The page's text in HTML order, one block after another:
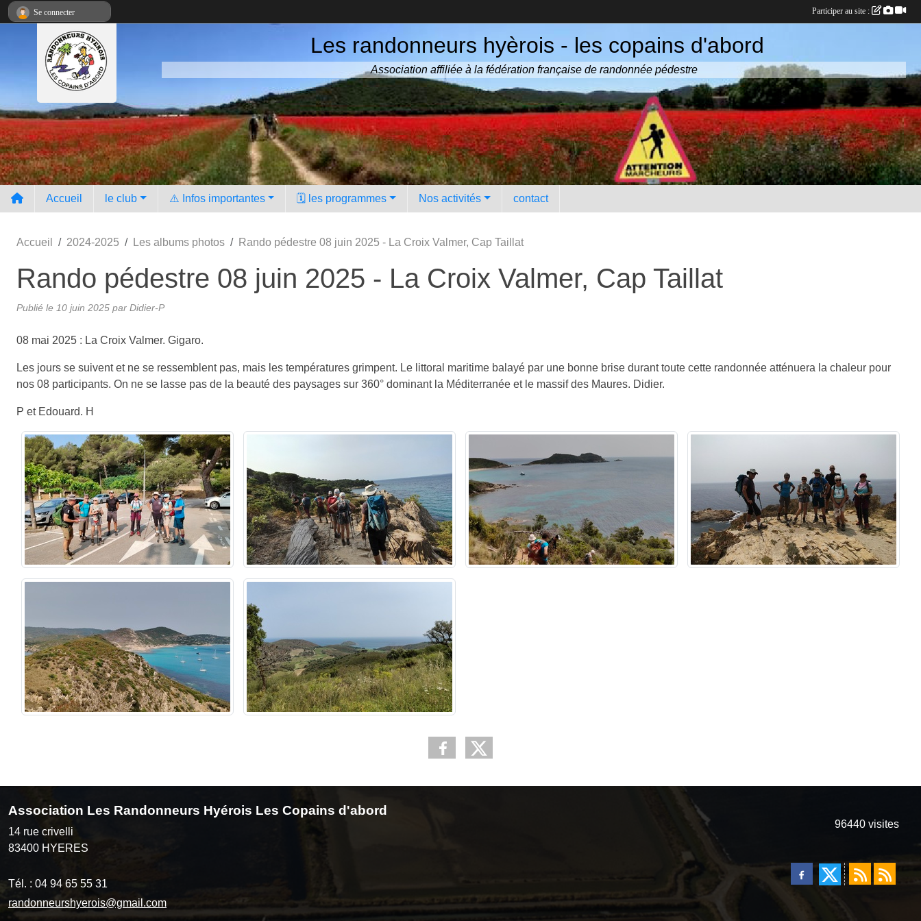
Les randonneurs hyèrois - les copains d'abord
Association affiliée à la fédération française de randonnée pédestre
Accueil le club ⚠️ Infos importantes 🗓️ les programmes Nos activités contact
Accueil 2024-2025 Les albums photos Rando pédestre 08 juin 2025 - La Croix Valmer, Cap Taillat
Rando pédestre 08 juin 2025 - La Croix Valmer, Cap Taillat
Publié le 10 juin 2025 par Didier-P
08 mai 2025 : La Croix Valmer. Gigaro.
Les jours se suivent et ne se ressemblent pas, mais les températures grimpent. Le littoral maritime balayé par une bonne brise durant toute cette randonnée atténuera la chaleur pour
nos 08 participants. On ne se lasse pas de la beauté des paysages sur 360° dominant la Méditerranée et le massif des Maures. Didier.
P et Edouard. H
Association Les Randonneurs Hyérois Les Copains d'abord
14 rue crivelli
83400 HYERES
Tél. : 04 94 65 55 31
randonneurshyerois@gmail.com
96440 visites
Se connecter Participer au site :
Panneau de gestion des cookies